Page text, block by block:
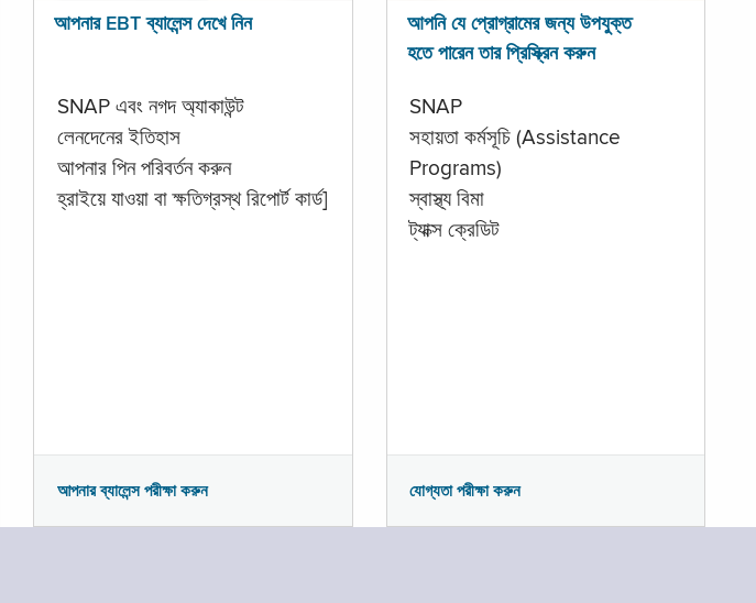
আপনার EBT ব্যালেন্স দেখে নিন
SNAP এবং নগদ অ্যাকাউন্ট
লেনদেনের ইতিহাস
আপনার পিন পরিবর্তন করুন
হ্রাইয়ে যাওয়া বা ক্ষতিগ্রস্থ রিপোর্ট কার্ড]
আপনার ব্যালেন্স পরীক্ষা করুন
আপনি যে প্রোগ্রামের জন্য উপযুক্ত
হতে পারেন তার প্রিস্ক্রিন করুন
SNAP
সহায়তা কর্মসূচি (Assistance
Programs)
স্বাস্থ্য বিমা
ট্যাক্স ক্রেডিট
যোগ্যতা পরীক্ষা করুন